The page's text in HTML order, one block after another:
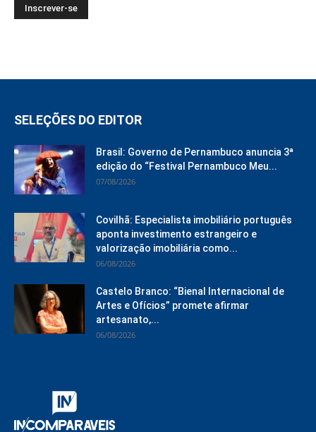
SELEÇÕES DO EDITOR
Brasil: Governo de Pernambuco anuncia 3ª
edição do “Festival Pernambuco Meu...
07/08/2026
Covilhã: Especialista imobiliário português
aponta investimento estrangeiro e
valorização imobiliária como...
06/08/2026
Castelo Branco: “Bienal Internacional de
Artes e Ofícios” promete afirmar
artesanato,...
06/08/2026